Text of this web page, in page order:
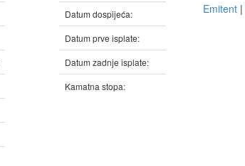
Datum dospijeća:
Datum prve isplate:
Datum zadnje isplate:
Kamatna stopa:
Emitent |